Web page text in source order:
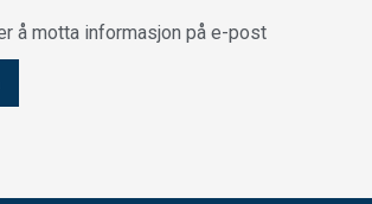
å motta informasjon på e-post